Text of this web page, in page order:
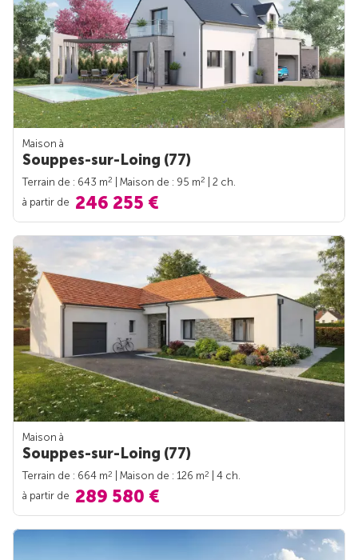
Maison à
Souppes-sur-Loing (77)
Terrain de : 643 m2 | Maison de : 95 m2
| 2 ch.
à partir de 246 255 €
Maison à
Souppes-sur-Loing (77)
Terrain de : 664 m2 | Maison de : 126 m2
| 4 ch.
à partir de 289 580 €